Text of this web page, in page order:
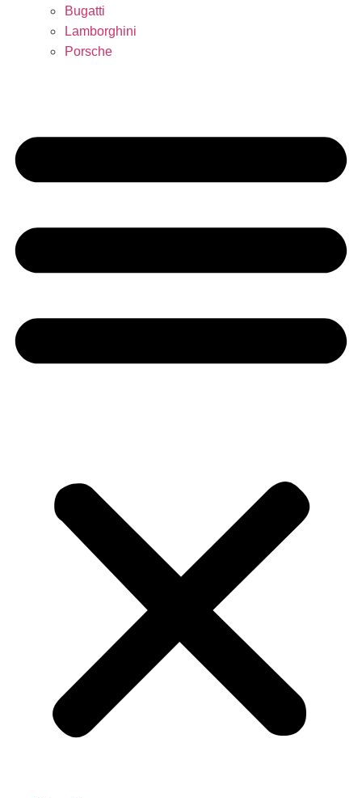
Bugatti
Lamborghini
Porsche